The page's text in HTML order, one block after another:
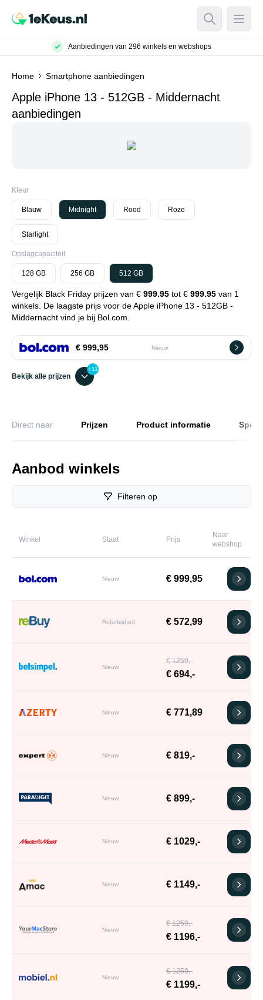
Open Open
Aanbiedingen van 296 winkels en webshops
Home Smartphone aanbiedingen
Apple iPhone 13 - 512GB - Middernacht
aanbiedingen
Kleur
Blauw Midnight Rood Roze
Starlight
Opslagcapaciteit
128 GB 256 GB 512 GB
Vergelijk Black Friday prijzen van € 999.95 tot € 999.95 van 1
winkels. De laagste prijs voor de Apple iPhone 13 - 512GB -
Middernacht vind je bij Bol.com.
€ 999,95 Nieuw
Bekijk alle prijzen
+11
Direct naar Prijzen Product informatie
Aanbod winkels
Filteren op
Winkel Staat Prijs
Naar
webshop
Nieuw € 999,95
Refurbished € 572,99
Nieuw
€ 1259,-
€ 694,-
Nieuw € 771,89
Nieuw € 819,-
Nieuw € 899,-
Nieuw € 1029,-
Nieuw € 1149,-
Nieuw
€ 1259,-
€ 1196,-
Nieuw
€ 1259,-
€ 1199,-